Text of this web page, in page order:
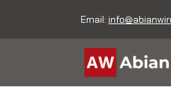
Email: